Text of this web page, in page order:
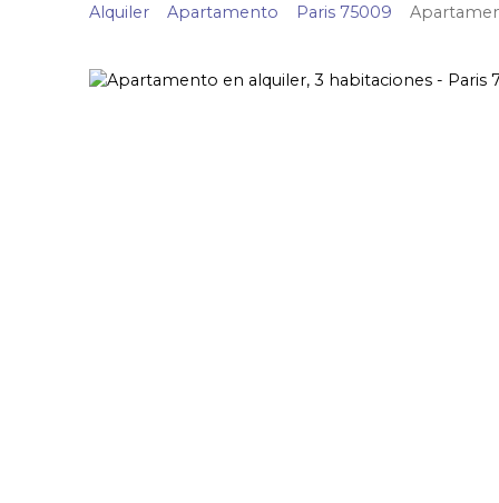
Alquiler Apartamento Paris 75009